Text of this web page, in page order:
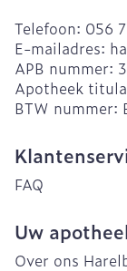
Telefoon: 056
E-mailadres:
APB nummer:
Apotheek
BTW nummer:
FAQ
Uw
Over ons